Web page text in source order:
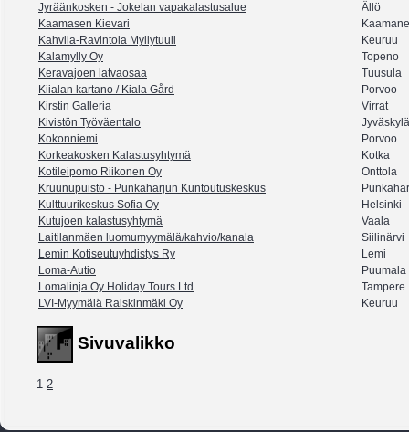
Jyräänkosken - Jokelan vapakalastusalue
Ällö
Kaamasen Kievari
Kahvila-Ravintola Myllytuuli
Keuruu
Kalamylly Oy
Topeno
Keravajoen latvaosaa
Tuusula
Kiialan kartano / Kiala Gård
Porvoo
Kirstin Galleria
Virrat
Kivistön Työväentalo
Jyväskylä
Kokonniemi
Porvoo
Korkeakosken Kalastusyhtymä
Kotka
Kotileipomo Riikonen Oy
Onttola
Kruunupuisto - Punkaharjun Kuntoutuskeskus
Kulttuurikeskus Sofia Oy
Helsinki
Kutujoen kalastusyhtymä
Vaala
Laitilanmäen luomumyymälä/kahvio/kanala
Siilinärvi
Lemin Kotiseutuyhdistys Ry
Lemi
Loma-Autio
Puumala
Lomalinja Oy Holiday Tours Ltd
Tampere
LVI-Myymälä Raiskinmäki Oy
Keuruu
Sivuvalikko
1 2